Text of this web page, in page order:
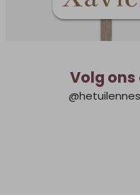
Volg